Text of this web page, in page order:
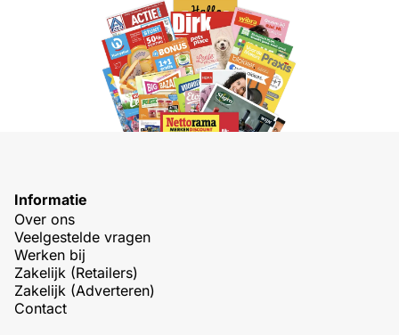
Informatie
Over ons
Veelgestelde vragen
Werken bij
Zakelijk (Retailers)
Zakelijk (Adverteren)
Contact